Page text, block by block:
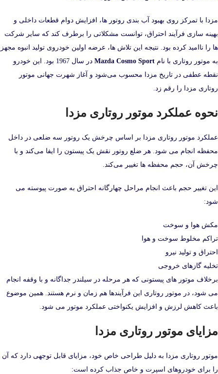
مزدا با تمرکز روی بهبود آب‌ بندی روتور ها، افزایش دوام قطعات داخلی و
بهینه‌ سازی فرآیند احتراق، توانست مشکلاتی را برطرف کند که سایر شرکت‌
ها را ناامید کرده بود. نتیجه این تلاش‌ ها، عرضه اولین خودروی تولید انبوه مجهز
به موتور روتاری با نام Mazda Cosmo Sport
در سال 1967 بود. این خودرو
نقطه عطفی در تاریخ مزدا محسوب می‌شود و آغاز شهرت جهانی موتور
روتاری مزدا را رقم زد.
نحوه عملکرد موتور روتاری مزدا
عملکرد موتور روتاری مزدا بر اساس چرخش یک روتور سه‌ ضلعی در داخل
محفظه انجام می‌ شود. هر ضلع روتور نقش یک پیستون را ایفا می‌کند و با
چرخش آن، حجم محفظه‌ ها تغییر می‌کند.
این تغییر حجم باعث انجام مراحل چهارگانه احتراق به‌ صورت پیوسته می‌
شود:
مکش هوا و سوخت
تراکم مخلوط سوخت و هوا
احتراق و تولید نیرو
تخلیه گازهای خروجی
برخلاف موتور های پیستونی که هر مرحله در سیلندر جداگانه و با وقفه انجام
می‌ شود، در موتور روتاری این فرآیندها هم‌ زمان و نرم هستند. همین موضوع
باعث کاهش لرزش و افزایش یکنواختی عملکرد موتور می‌ شود.
مزایای موتور روتاری مزدا
موتور روتاری مزدا به دلیل طراحی خاص خود، مزایای قابل توجهی دارد که آن
را برای خودروهای اسپرت و خاص جذاب کرده است: